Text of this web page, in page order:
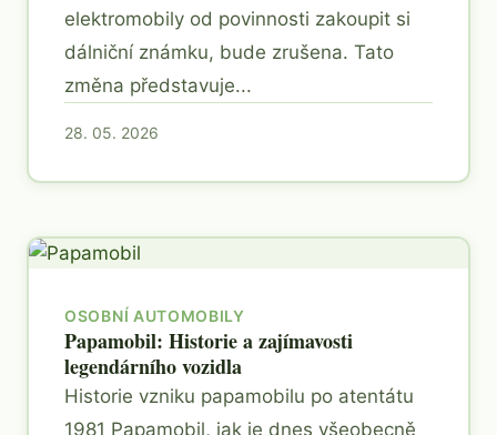
elektromobily od povinnosti zakoupit si
dálniční známku, bude zrušena. Tato
změna představuje...
28. 05. 2026
OSOBNÍ AUTOMOBILY
Papamobil: Historie a zajímavosti
legendárního vozidla
Historie vzniku papamobilu po atentátu
1981 Papamobil, jak je dnes všeobecně